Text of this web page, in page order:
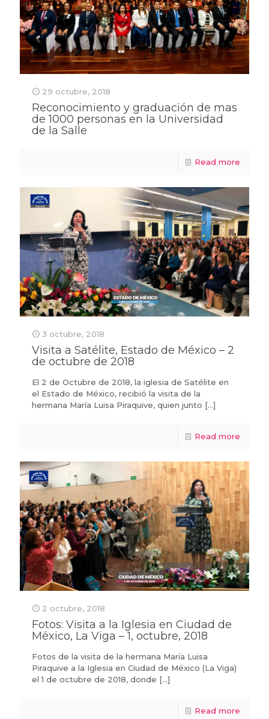
29 octubre, 2018
Reconocimiento y graduación de mas
de 1000 personas en la Universidad
de la Salle
Read more
3 octubre, 2018
Visita a Satélite, Estado de México – 2
de octubre de 2018
El 2 de Octubre de 2018, la iglesia de Satélite en
el Estado de México, recibió la visita de la
hermana María Luisa Piraquive, quien junto […]
Read more
2 octubre, 2018
Fotos: Visita a la Iglesia en Ciudad de
México, La Viga – 1, octubre, 2018
Fotos de la visita de la hermana María Luisa
Piraquive a la Iglesia en Ciudad de México (La Viga)
el 1 de octubre de 2018, donde […]
Read more